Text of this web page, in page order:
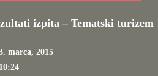
izpita – Tematski turizem
marca, 2015